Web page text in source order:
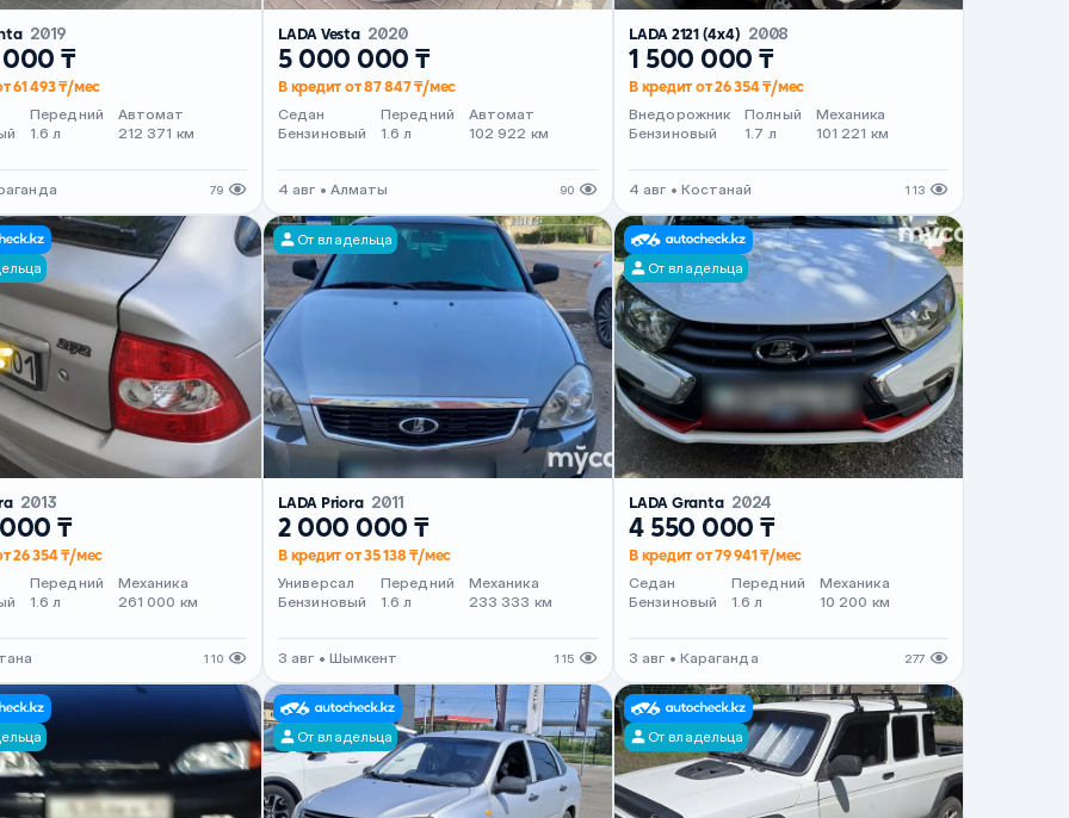
2019
₸
61 493 ₸/мес
Передний
1.6 л
Автомат
212 371 км
79
LADA Vesta 2020
5 000 000 ₸
В кредит от 87 847 ₸/мес
Седан
Бензиновый
Передний
1.6 л
Автомат
102 922 км
4 авг • Алматы 90
LADA 2121 (4x4) 2008
1 500 000 ₸
В кредит от 26 354 ₸/мес
Внедорожник
Бензиновый
Полный
1.7 л
Механика
101 221 км
4 авг • Костанай 113
2013
₸
26 354 ₸/мес
Передний
1.6 л
Механика
261 000 км
110
От владельца
LADA Priora 2011
2 000 000 ₸
В кредит от 35 138 ₸/мес
Универсал
Бензиновый
Передний
1.6 л
Механика
233 333 км
3 авг • Шымкент 115
От владельца
LADA Granta 2024
4 550 000 ₸
В кредит от 79 941 ₸/мес
Седан
Бензиновый
Передний
1.6 л
Механика
10 200 км
3 авг • Караганда 277
От владельца От владельца